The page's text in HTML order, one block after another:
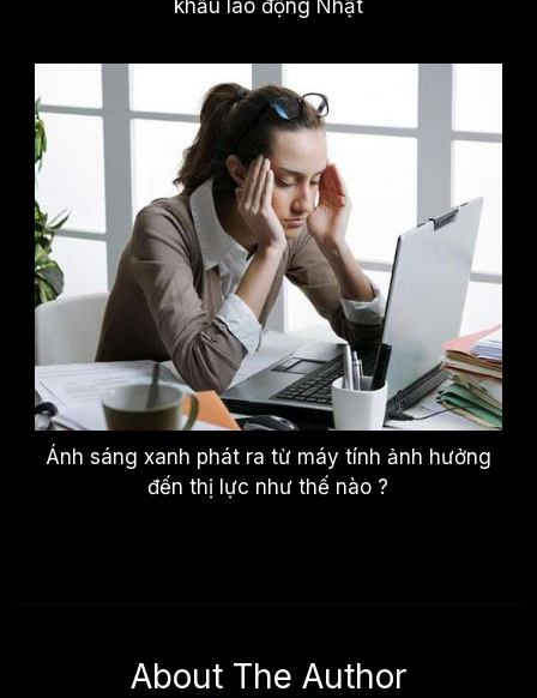
khẩu lao động Nhật
Ánh sáng xanh phát ra từ máy tính ảnh hưởng
đến thị lực như thế nào ?
About The Author